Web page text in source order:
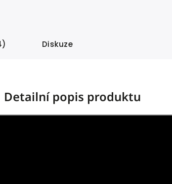
Diskuze
Detailní popis produktu